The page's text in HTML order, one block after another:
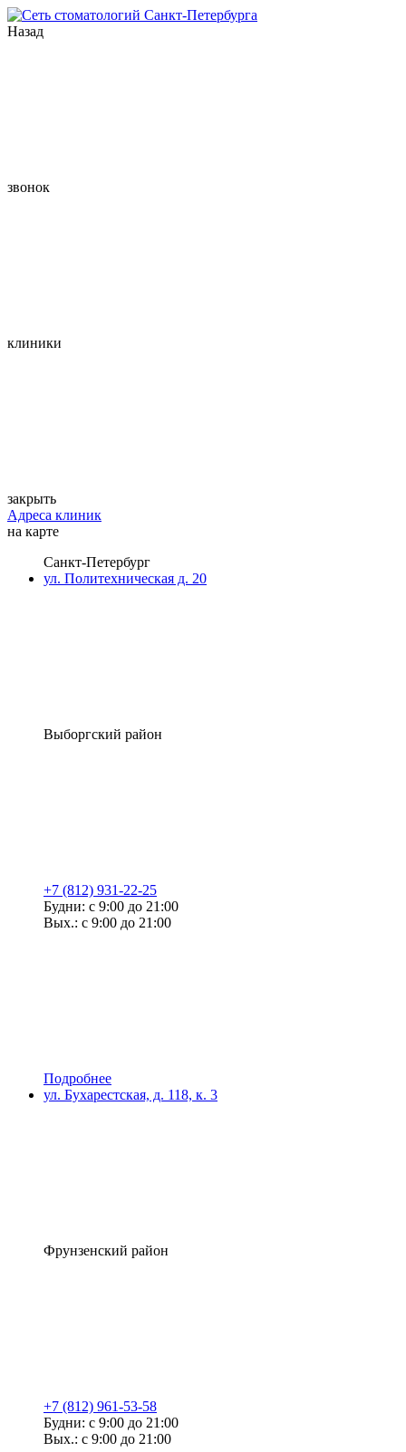
Назад
звонок
клиники
закрыть
Адреса клиник
на карте
Санкт-Петербург
ул. Политехническая д. 20
Выборгский район
+7 (812) 931-22-25
Будни: с 9:00 до 21:00
Вых.: с 9:00 до 21:00
Подробнее
ул. Бухарестская, д. 118, к. 3
Фрунзенский район
+7 (812) 961-53-58
Будни: с 9:00 до 21:00
Вых.: с 9:00 до 21:00